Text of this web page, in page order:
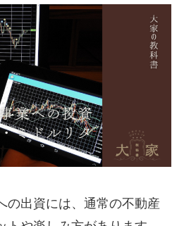
の出資には、通常の不動産